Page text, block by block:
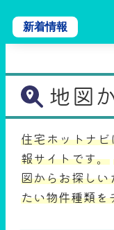
新着情報
地図
住宅ホットナ
報サイトです。
図からお探しい
たい物件種類を